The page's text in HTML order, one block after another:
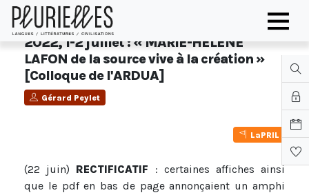
2022, 1-2 juillet : « MARIE-HELENE
LAFON de la source vive à la création »
[Colloque de l'ARDUA]
Gérard Peylet
LaPRIL
(22 juin) RECTIFICATIF : certaines affiches ainsi
que le pdf en bas de page annonçaient un amphi